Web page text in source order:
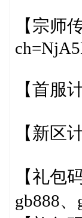
【宗师
【首服
【新区
【礼包
gb888